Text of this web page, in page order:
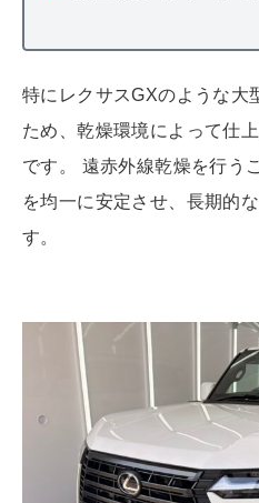
特にレクサスGXのような大
ため、乾燥環境によって仕
です。 遠赤外線乾燥を行う
を均一に安定させ、長期的
す。